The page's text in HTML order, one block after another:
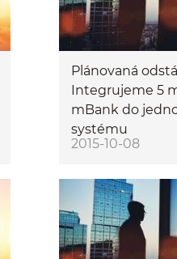
Plánovaná
Integrujeme 5
mBank do
systému
2015-10-08